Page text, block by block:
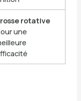
rotative
une